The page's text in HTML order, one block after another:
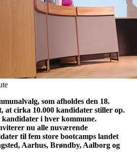
som afholdes den 18.
at cirka 10.000 kandidater stiller op.
kandidater i hver kommune.
nu alle nuværende
til fem store bootcamps landet
Aarhus, Brøndby, Aalborg og